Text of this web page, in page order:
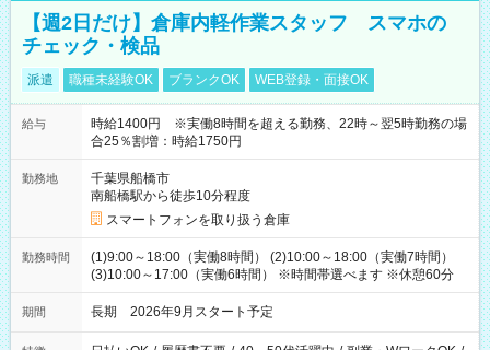
【週2日だけ】倉庫内軽作業スタッフ スマホの
チェック・検品
派遣 職種未経験OK ブランクOK WEB登録・面接OK
給与
時給1400円 ※実働8時間を超える勤務、22時～翌5時勤務の場
合25％割増：時給1750円
勤務地
千葉県船橋市
南船橋駅から徒歩10分程度
スマートフォンを取り扱う倉庫
勤務時間
(1)9:00～18:00（実働8時間） (2)10:00～18:00（実働7時間）
(3)10:00～17:00（実働6時間） ※時間帯選べます ※休憩60分
期間 長期 2026年9月スタート予定